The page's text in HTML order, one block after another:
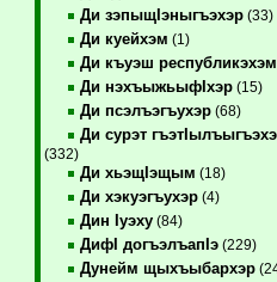
Ди зэпыщIэныгъэхэр(33)
Ди куейхэм (1)
Ди къуэш республикэхэм
Ди нэхъыжьыфIхэр(15)
Ди псэлъэгъухэр(68)
Ди сурэт
(332)
Ди хьэщIэщым (18)
Ди хэкуэгъухэр(4)
Дин Iуэху(84)
ДифI догъэлъапIэ(229)
Дунейм щыхъыбархэр